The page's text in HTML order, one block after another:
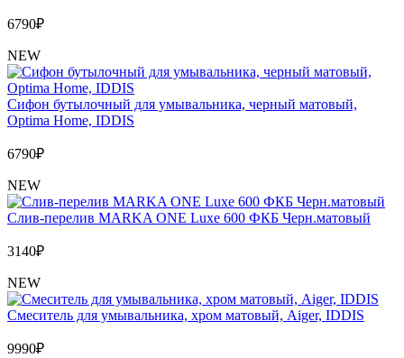
6790₽
NEW
Сифон бутылочный для умывальника, черный матовый,
Optima Home, IDDIS
6790₽
NEW
Слив-перелив MARKA ONE Luxe 600 ФКБ Черн.матовый
3140₽
NEW
Cмеситель для умывальника, хром матовый, Aiger, IDDIS
9990₽